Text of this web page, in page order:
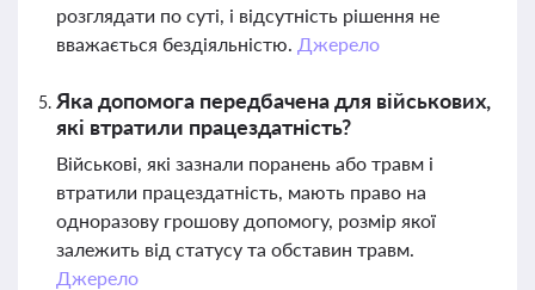
розглядати по суті, і відсутність рішення не
вважається бездіяльністю. Джерело
Яка допомога передбачена для військових,
які втратили працездатність?
Військові, які зазнали поранень або травм і
втратили працездатність, мають право на
одноразову грошову допомогу, розмір якої
залежить від статусу та обставин травм.
Джерело